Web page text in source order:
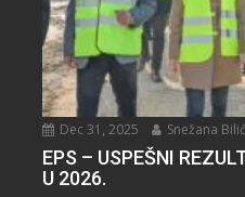
Dec 31, 2025 Snežana Bilić
EPS – USPEŠNI
U 2026.